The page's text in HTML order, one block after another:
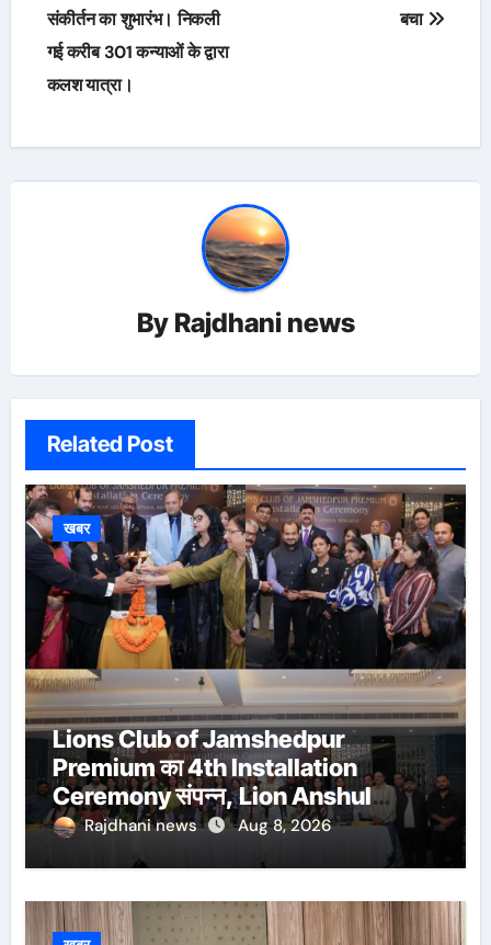
संकीर्तन का शुभारंभ। निकली
गई करीब 301 कन्याओं के द्वारा
कलश यात्रा।
बचा
By Rajdhani news
Related Post
खबर
Lions Club of Jamshedpur
Premium का 4th Installation
Ceremony संपन्न, Lion Anshul
Ringasia ने संभाला अध्यक्ष पद
Rajdhani news Aug 8, 2026